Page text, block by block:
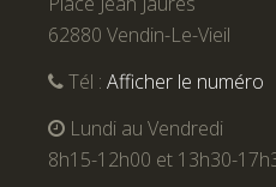
62880 Vendin-Le-Vieil
Tél : Afficher le numéro
Lundi au Vendredi
8h15-12h00 et 13h30-